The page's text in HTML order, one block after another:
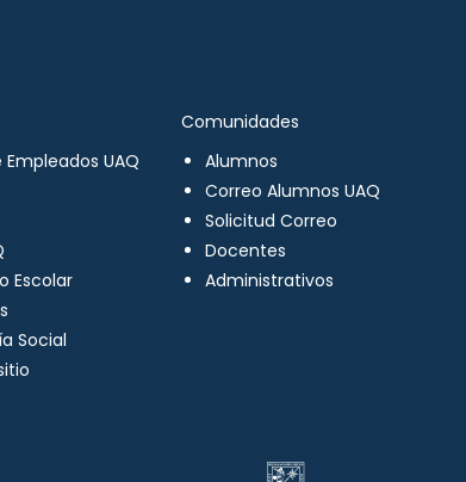
UAQ
Escolar
Social
Comunidades
Alumnos
Correo Alumnos UAQ
Solicitud Correo
Docentes
Administrativos